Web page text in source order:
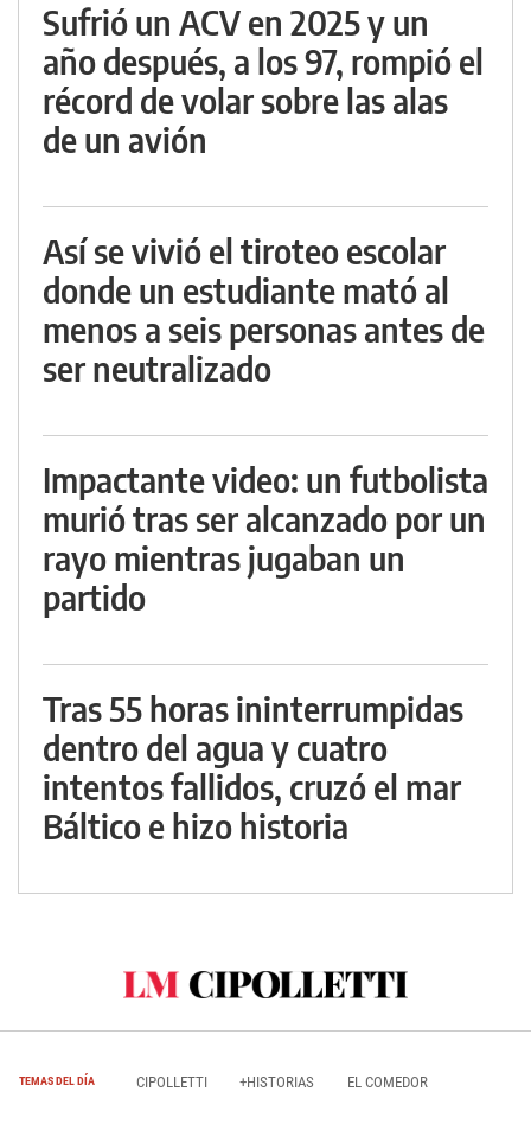
Sufrió un ACV en 2025 y un
año después, a los 97, rompió el
récord de volar sobre las alas
de un avión
Así se vivió el tiroteo escolar
donde un estudiante mató al
menos a seis personas antes de
ser neutralizado
Impactante video: un futbolista
murió tras ser alcanzado por un
rayo mientras jugaban un
partido
Tras 55 horas ininterrumpidas
dentro del agua y cuatro
intentos fallidos, cruzó el mar
Báltico e hizo historia
TEMAS DEL DÍA CIPOLLETTI +HISTORIAS EL COMEDOR